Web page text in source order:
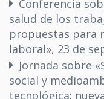
Conferencia
salud de los
propuestas para
laboral», 23 de
Jornada sobre
social y
tecnológica: